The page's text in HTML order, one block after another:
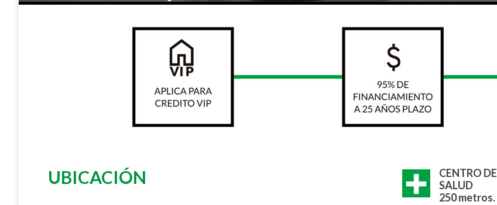
UBICACIÓN
CENTRO DE
SALUD
250 metros.